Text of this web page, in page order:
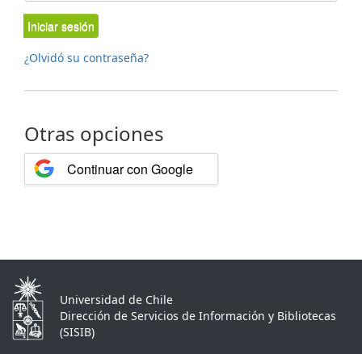
Iniciar sesión
¿Olvidó su contraseña?
Otras opciones
Continuar con Google
Universidad de Chile
Dirección de Servicios de Información y Bibliotecas
(SISIB)